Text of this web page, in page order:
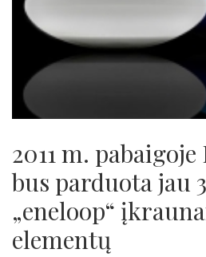
2011 m.
bus parduota jau
„eneloop“
elementų